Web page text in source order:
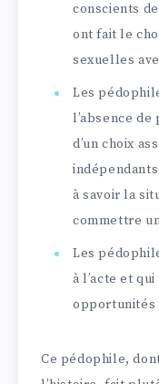
conscients
ont fait le
sexuelles
Les
l’absence de
d’un choix
à savoir la
commettre
Les
à l’acte et
opportunités
Ce pédophile,